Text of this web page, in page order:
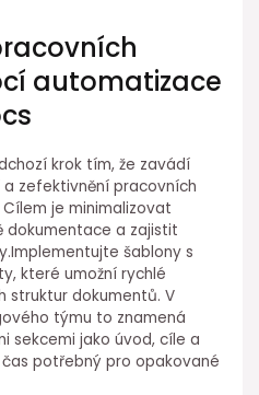
automatizace
krok tím, že zavádí
zefektivnění pracovních
je minimalizovat
dokumentace a⁤ zajistit
šablony s
které umožní rychlé
struktur dokumentů. ⁤V
týmu to znamená
sekcemi jako úvod, cíle a
potřebný⁤ pro opakované